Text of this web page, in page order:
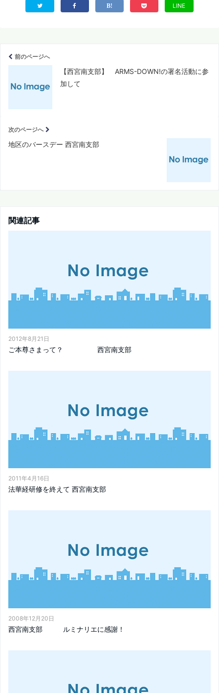
LINE
前のページへ
【西宮南支部】 ARMS-DOWN!の署名活動に参
加して
次のページへ
地区のバースデー 西宮南支部
関連記事
2012年8月21日
ご本尊さまって？ 西宮南支部
2011年4月16日
法華経研修を終えて 西宮南支部
2008年12月20日
西宮南支部 ルミナリエに感謝！